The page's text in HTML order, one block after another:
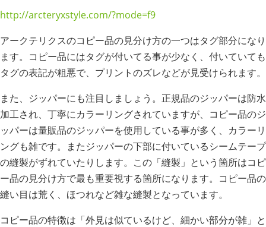
http://arcteryxstyle.com/?mode=f9
アークテリクスのコピー品の見分け方の一つはタグ部分になり
ます。コピー品にはタグが付いてる事が少なく、付いていても
タグの表記が粗悪で、プリントのズレなどが見受けられます。
また、ジッパーにも注目しましょう。正規品のジッパーは防水
加工され、丁寧にカラーリングされていますが、コピー品のジ
ッパーは量販品のジッパーを使用している事が多く、カラーリ
ングも雑です。またジッパーの下部に付いているシームテープ
の縫製がずれていたりします。この「縫製」という箇所はコピ
ー品の見分け方で最も重要視する箇所になります。コピー品の
縫い目は荒く、ほつれなど雑な縫製となっています。
コピー品の特徴は「外見は似ているけど、細かい部分が雑」と